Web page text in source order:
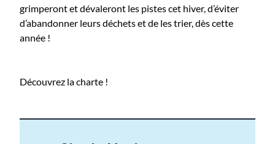
grimperont et dévaleront les pistes cet hiver, d’éviter
d’abandonner leurs déchets et de les trier, dès cette
année !
Découvrez la charte !